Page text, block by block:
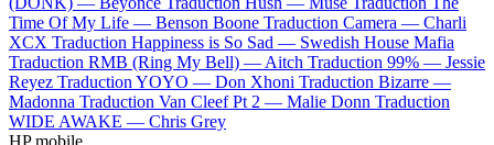
Time Of My Life — Benson Boone Traduction Camera — Charli
XCX Traduction Happiness is So Sad — Swedish House Mafia
Traduction RMB (Ring My Bell) —Aitch Traduction 99% — Jessie
Reyez Traduction YOYO — Don Xhoni Traduction Bizarre —
Madonna Traduction Van Cleef Pt 2 — Malie Donn Traduction
WIDE AWAKE — Chris Grey